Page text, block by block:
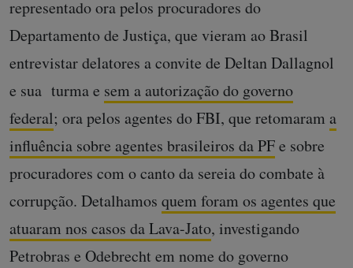
representado ora pelos procuradores do
Departamento de Justiça, que vieram ao Brasil
entrevistar delatores a convite de Deltan Dallagnol
e sua turma e sem a autorização do governo
federal; ora pelos agentes do FBI, que retomaram a
influência sobre agentes brasileiros da PFe sobre
procuradores com o canto da sereia do combate à
corrupção. Detalhamos quem foram os agentes que
atuaram nos casos da Lava-Jato, investigando
Petrobras e Odebrecht em nome do governo